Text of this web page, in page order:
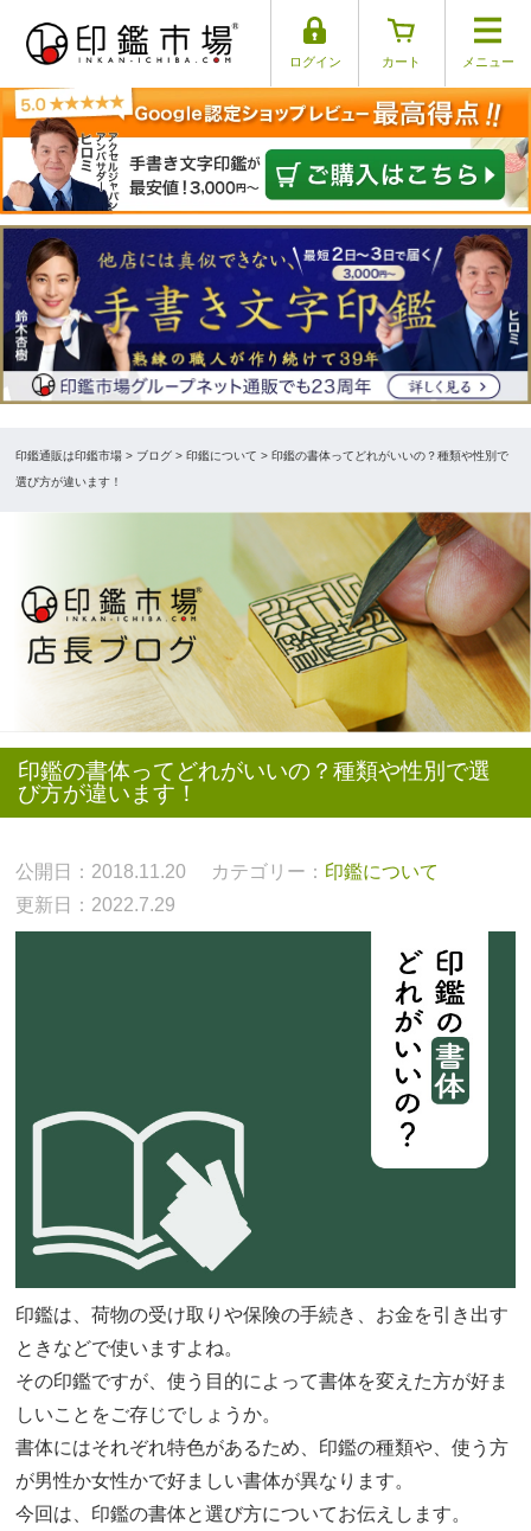
ログイン カート メニュー
印鑑通販は印鑑市場 > ブログ > 印鑑について > 印鑑の書体ってどれがいいの？種類や性別で
選び方が違います！
印鑑の書体ってどれがいいの？種類や性別で選
び方が違います！
公開日：2018.11.20 カテゴリー： 印鑑について
更新日：2022.7.29
印鑑は、荷物の受け取りや保険の手続き、お金を引き出す
ときなどで使いますよね。
その印鑑ですが、使う目的によって書体を変えた方が好ま
しいことをご存じでしょうか。
書体にはそれぞれ特色があるため、印鑑の種類や、使う方
が男性か女性かで好ましい書体が異なります。
今回は、印鑑の書体と選び方についてお伝えします。